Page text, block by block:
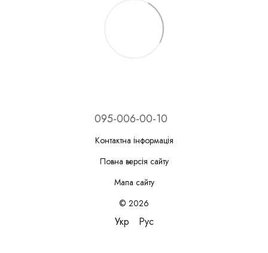
095-006-00-10
Контактна інформація
Повна версія сайту
Мапа сайту
© 2026
Укр Рус